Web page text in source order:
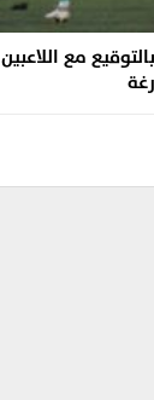
مع اللاعبين